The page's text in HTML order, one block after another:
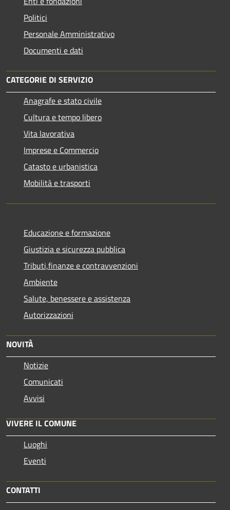
Politici
Personale Amministrativo
Documenti e dati
CATEGORIE DI SERVIZIO
Anagrafe e stato civile
Cultura e tempo libero
Vita lavorativa
Imprese e Commercio
Catasto e urbanistica
Mobilità e trasporti
Educazione e formazione
Giustizia e sicurezza pubblica
Tributi,finanze e contravvenzioni
Ambiente
Salute, benessere e assistenza
Autorizzazioni
NOVITÀ
Notizie
Comunicati
Avvisi
VIVERE IL COMUNE
Luoghi
Eventi
CONTATTI